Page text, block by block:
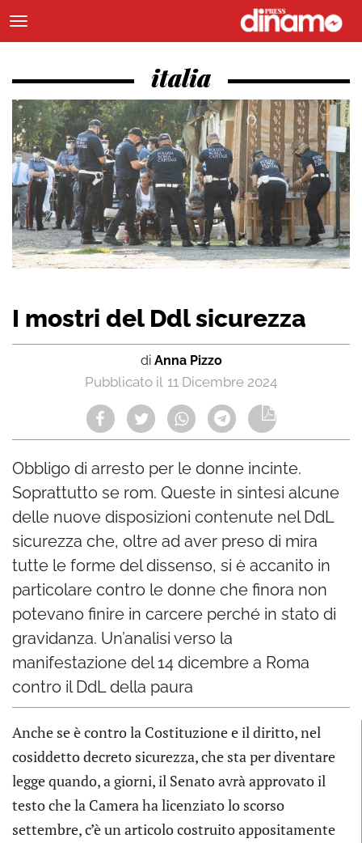
italia
I mostri del Ddl sicurezza
di Anna Pizzo
11 Dicembre 2024
Obbligo di arresto per le donne incinte.
Soprattutto se rom. Queste in sintesi alcune
delle nuove disposizioni contenute nel DdL
sicurezza che, oltre ad aver preso di mira
tutte le forme del dissenso, si è accanito in
particolare contro le donne che finora non
potevano finire in carcere perché in stato di
gravidanza. Un’analisi verso la
manifestazione del 14 dicembre a Roma
contro il DdL della paura
Anche se è contro la Costituzione e il diritto, nel
cosiddetto decreto sicurezza, che sta per diventare
legge quando, a giorni, il Senato avrà approvato il
testo che la Camera ha licenziato lo scorso
settembre, c’è un articolo costruito appositamente